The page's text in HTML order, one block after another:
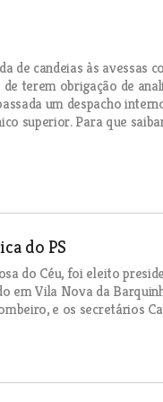
de candeias às
terem obrigação de
um despacho
superior. Para que
do PS
do Céu, foi eleito
em Vila Nova da
e os secretários